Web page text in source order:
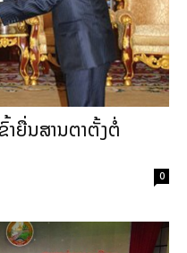
ຍື່ນສານຕາຕັ້ງຕໍ່
0